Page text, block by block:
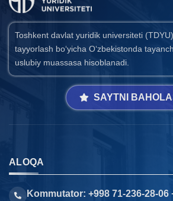
Toshkent davlat yuridik universiteti
tayyorlash bo‘yicha O‘zbekistonda
uslubiy muassasa hisoblanadi.
SAYTNI
ALOQA
Kommutator: +998 71-236-28-06